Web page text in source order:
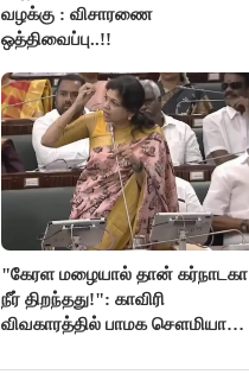
வழக்கு : விசாரணை
ஒத்திவைப்பு..!!
"கேரள மழையால் தான் கர்நாடகா
நீர் திறந்தது!": காவிரி
விவகாரத்தில் பாமக சௌமியா